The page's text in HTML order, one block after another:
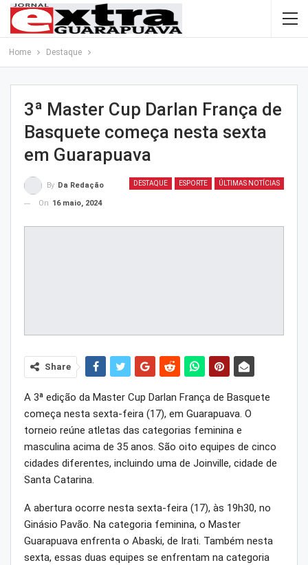
Home Destaque
3ª Master Cup Darlan França de
Basquete começa nesta sexta
em Guarapuava
DESTAQUE ESPORTE ÚLTIMAS NOTÍCIAS
By Da Redação
On 16 maio, 2024
Share
A 3ª edição da Master Cup Darlan França de Basquete
começa nesta sexta-feira (17), em Guarapuava. O
torneio reúne atletas das categorias feminina e
masculina acima de 35 anos. São oito equipes de cinco
cidades diferentes, incluindo uma de Joinville, cidade de
Santa Catarina.
A abertura ocorre nesta sexta-feira (17), às 19h30, no
Ginásio Pavão. Na categoria feminina, o Master
Guarapuava enfrenta o Abaski, de Irati. Também nesta
sexta, essas duas equipes se enfrentam na categoria